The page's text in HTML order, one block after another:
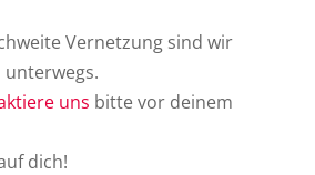
Vernetzung sind wir
uns bitte vor deinem
dich!